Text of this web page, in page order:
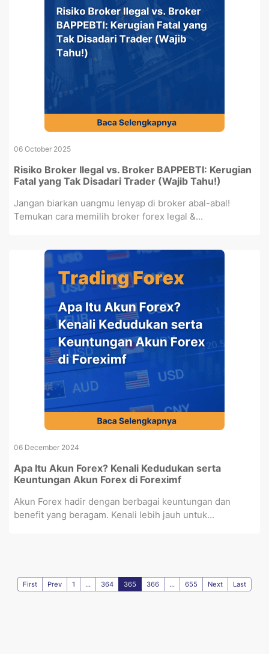
06 October 2025
Risiko Broker Ilegal vs. Broker BAPPEBTI: Kerugian
Fatal yang Tak Disadari Trader (Wajib Tahu!)
Jangan biarkan uangmu lenyap di broker abal-abal!
Temukan cara memilih broker forex legal &...
06 December 2024
Apa Itu Akun Forex? Kenali Kedudukan serta
Keuntungan Akun Forex di Foreximf
Akun Forex hadir dengan berbagai keuntungan dan
benefit yang beragam. Kenali lebih jauh untuk...
First Prev 1 ... 364 365 366 ... 655 Next Last